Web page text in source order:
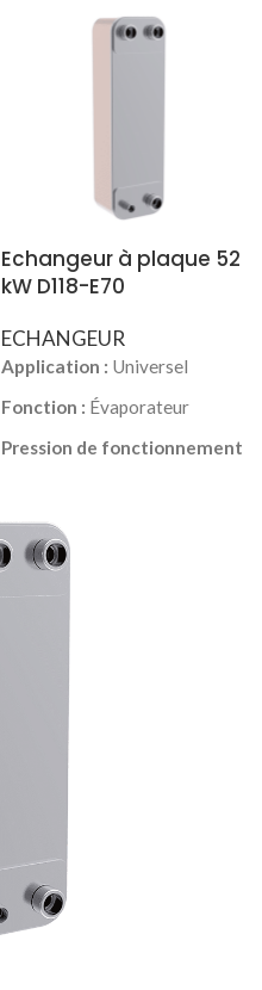
Echangeur à plaque 52
kW D118-E70
ECHANGEUR
Application : Universel
Fonction : Évaporateur
Pression de fonctionnement
D118-E